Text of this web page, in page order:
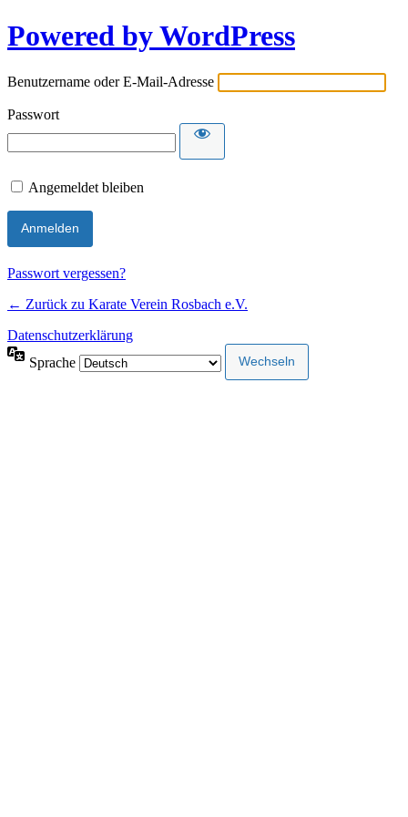
Powered by WordPress
Benutzername oder E-Mail-Adresse
Passwort
Angemeldet bleiben
Passwort vergessen?
← Zurück zu Karate Verein Rosbach e.V.
Datenschutzerklärung
Sprache